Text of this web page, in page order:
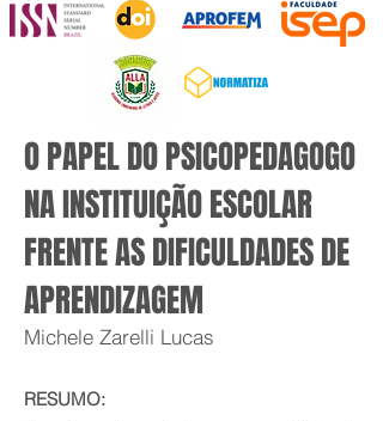
O PAPEL DO PSICOPEDAGOGO
NA INSTITUIÇÃO ESCOLAR
FRENTE AS DIFICULDADES DE
APRENDIZAGEM
Michele Zarelli Lucas
RESUMO: